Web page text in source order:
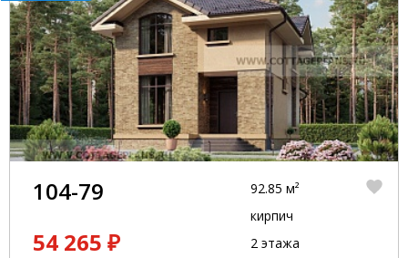
104-79
54 265 ₽
92.85 м²
кирпич
2 этажа